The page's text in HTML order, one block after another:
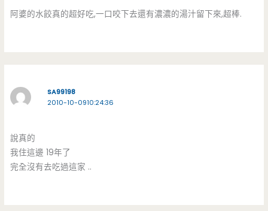
阿婆的水餃真的超好吃,一口咬下去還有濃濃的湯汁留下來,超棒.
SA99198
2010-10-0910:24:36
說真的
我住這邊 19年了
完全沒有去吃過這家 ..